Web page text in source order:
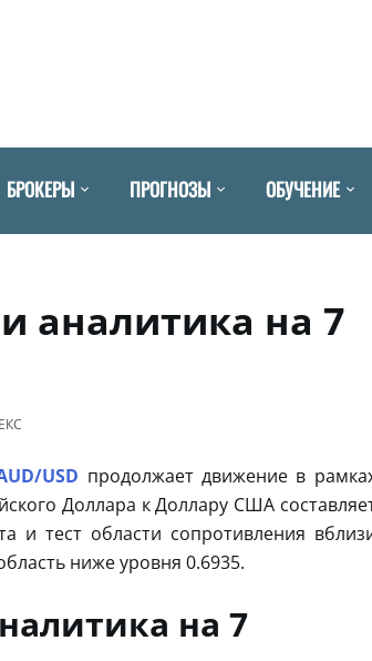
БРОКЕРЫ ПРОГНОЗЫ ОБУЧЕНИЕ
аналитика на 7
USD продолжает движение в
Доллара к Доллару США
и тест области сопротивления
ниже уровня 0.6935.
на 7